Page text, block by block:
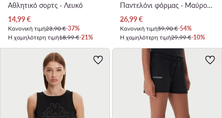
Αθλητικό σορτς · Λευκό
Τρέχουσα τιμή
14,99€
Κανονική τιμή23,90 €-37%
Η χαμηλότερη τιμή18,99 €-21%
Παντελόνι φόρμας · Μαύρο · Regular Fit
Τρέχουσα τιμή
26,99€
Κανονική τιμή59,90 €-54%
Η χαμηλότερη τιμή29,99 €-10%